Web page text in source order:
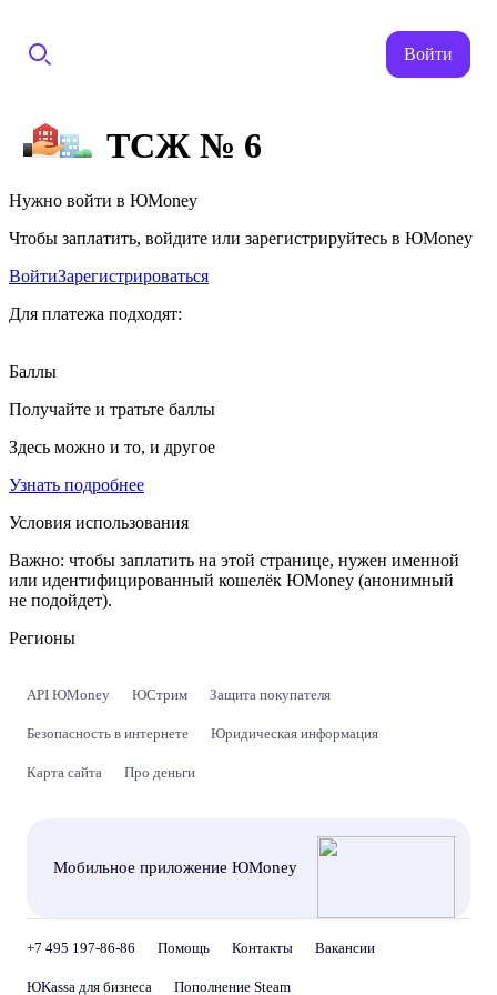
Войти
ТСЖ № 6
Нужно войти в ЮMoney
Чтобы заплатить, войдите или зарегистрируйтесь в ЮMoney
ВойтиЗарегистрироваться
Для платежа подходят:
Баллы
Получайте и тратьте баллы
Здесь можно и то, и другое
Узнать подробнее
Условия использования
Важно: чтобы заплатить на этой странице, нужен именной
или идентифицированный кошелёк ЮMoney (анонимный
не подойдет).
Регионы
API ЮMoney ЮСтрим Защита покупателя
Безопасность в интернете Юридическая информация
Карта сайта Про деньги
Мобильное приложение ЮMoney
+7 495 197-86-86 Помощь Контакты Вакансии
ЮKassa для бизнеса Пополнение Steam